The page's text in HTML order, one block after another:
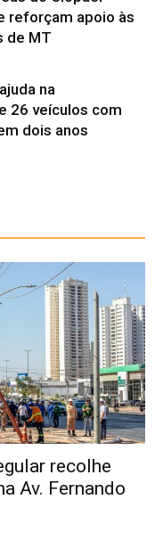
reforçam apoio às
de MT
na
26 veículos com
dois anos
recolhe
Av. Fernando